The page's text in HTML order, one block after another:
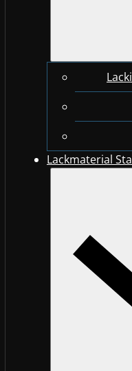
Lackmaterial